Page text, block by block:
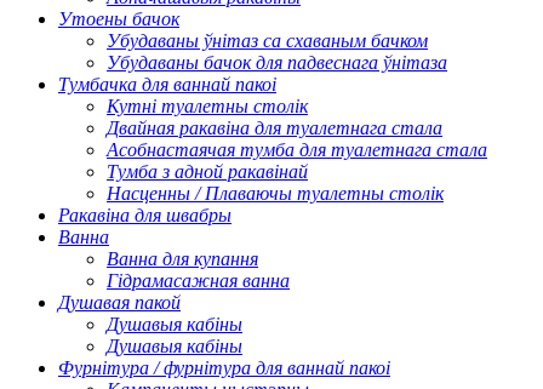
Утоены бачок
Убудаваны ўнітаз са схаваным бачком
Убудаваны бачок для падвеснага ўнітаза
Тумбачка для ваннай пакоі
Кутні туалетны столік
Двайная ракавіна для туалетнага стала
Асобнастаячая тумба для туалетнага стала
Тумба з адной ракавінай
Насценны / Плаваючы туалетны столік
Ракавіна для швабры
Ванна
Ванна для купання
Гідрамасажная ванна
Душавая пакой
Душавыя кабіны
Душавыя кабіны
Фурнітура / фурнітура для ваннай пакоі